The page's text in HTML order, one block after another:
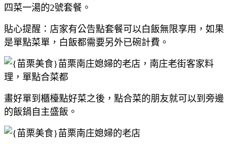
四菜一湯的2號套餐。
貼心提醒：店家有公告點套餐可以白飯無限享用，如果
是單點菜單，白飯都需要另外已碗計費。
畫好單到櫃檯點好菜之後，點合菜的朋友就可以到旁邊
的飯鍋自主盛飯。